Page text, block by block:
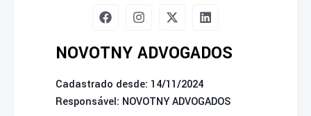
NOVOTNY ADVOGADOS
Cadastrado desde: 14/11/2024
Responsável: NOVOTNY ADVOGADOS